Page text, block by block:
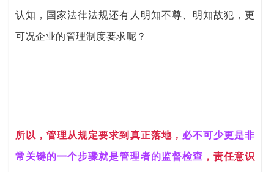
认知，国家法律法规还有人明知不尊、明知故犯，更
可况企业的管理制度要求呢？
所以，管理从规定要求到真正落地， 必不可少更是非
常关键的一个步骤就是管理者的监督检查 ，责任意识